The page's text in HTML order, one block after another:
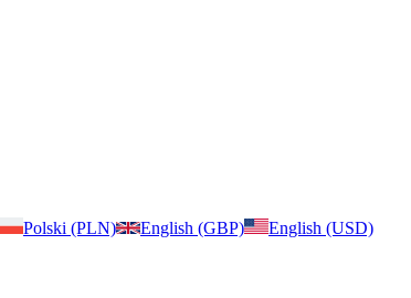
Polski (PLN) English (GBP)
English (USD)